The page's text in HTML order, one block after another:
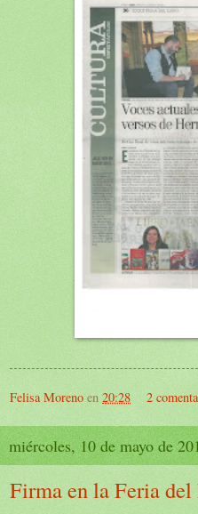
Felisa Moreno en 20:28 2
miércoles, 10 de mayo de
Firma en la Feria del